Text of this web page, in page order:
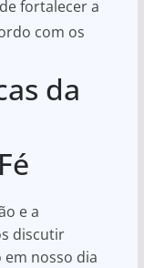
fortalecer a
com os
da
e a
discutir
nosso dia